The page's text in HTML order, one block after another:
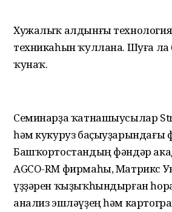
Хужалыҡ алдынғы
техникаһын ҡуллана. Шуға
ҡунаҡ.
Семинарҙа ҡатнашыусылар
һәм кукуруз
Башҡортостандың фәндәр
AGCO-RM фирмаһы, Матрикс
үҙҙәрен ҡыҙыҡһындырған
анализ эшләүҙең һәм